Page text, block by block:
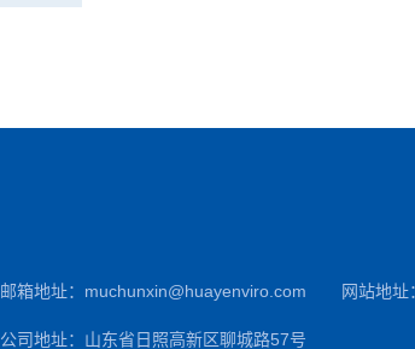
邮箱地址： muchunxin@huayenviro.com
公司地址：山东省日照高新区聊城路57号
网站地址